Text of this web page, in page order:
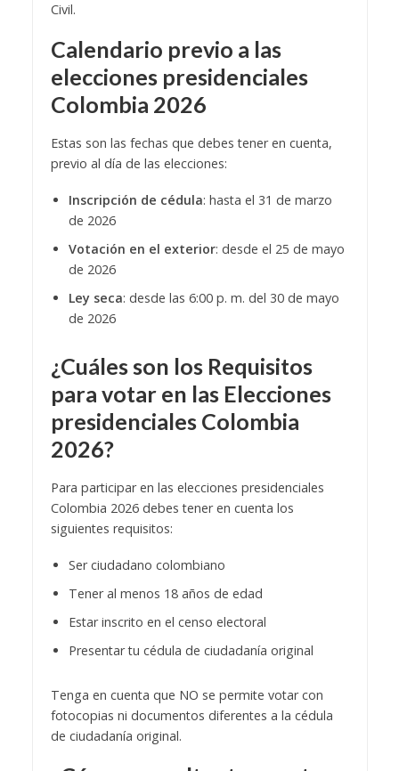
Civil.
Calendario previo a las
elecciones presidenciales
Colombia 2026
Estas son las fechas que debes tener en cuenta,
previo al día de las elecciones:
Inscripción de cédula: hasta el 31 de marzo
de 2026
Votación en el exterior: desde el 25 de mayo
de 2026
Ley seca: desde las 6:00 p. m. del 30 de mayo
de 2026
¿Cuáles son los Requisitos
para votar en las Elecciones
presidenciales Colombia
2026?
Para participar en las elecciones presidenciales
Colombia 2026 debes tener en cuenta los
siguientes requisitos:
Ser ciudadano colombiano
Tener al menos 18 años de edad
Estar inscrito en el censo electoral
Presentar tu cédula de ciudadanía original
Tenga en cuenta que NO se permite votar con
fotocopias ni documentos diferentes a la cédula
de ciudadanía original.